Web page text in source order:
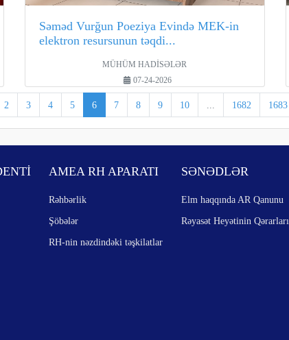
Səməd Vurğun Poeziya Evində MEK-in
elektron resursunun təqdi...
MÜHÜM HADİSƏLƏR
07-24-2026
2 3 4 5 6 7 8 9 10 1682 1683
AMEA RH APARATI
Rəhbərlik
Şöbələr
RH-nin nəzdindəki təşkilatlar
SƏNƏDLƏR
Elm haqqında AR Qanunu
Rəyasət Heyətinin Qərarları